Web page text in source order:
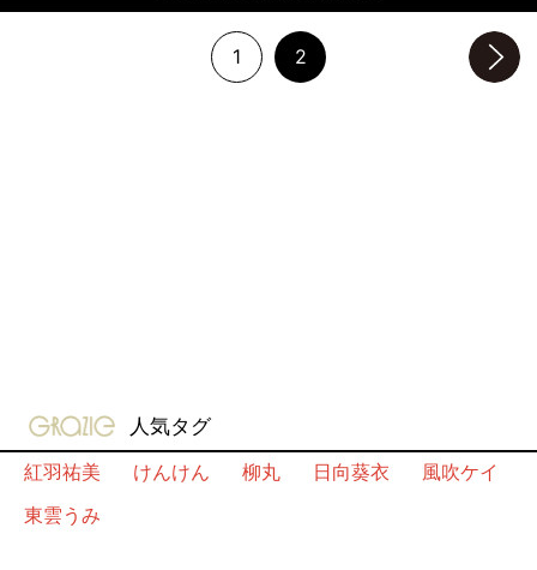
1 2
gravure-grazie
人気タグ
紅羽祐美
けんけん 柳丸 日向葵衣
風吹ケイ
東雲うみ